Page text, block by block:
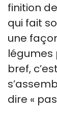
finition
qui fait
une
légumes
bref,
dire «